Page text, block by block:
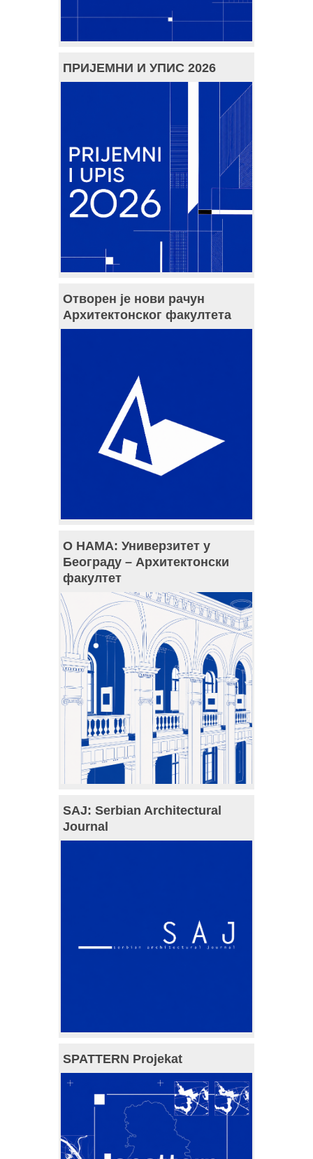
ПРИЈЕМНИ И УПИС 2026
Отворен је нови рачун
Архитектонског факултета
О НАМА: Универзитет у
Београду – Архитектонски
факултет
SAJ: Serbian Architectural
Journal
SPATTERN Projekat